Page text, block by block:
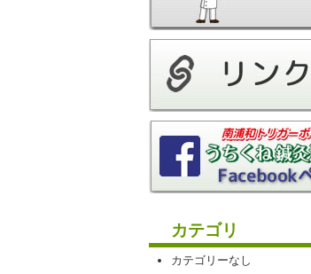
カテゴリ
カテゴリーなし